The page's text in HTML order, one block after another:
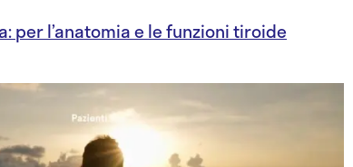
per l’anatomia e le funzioni tiroide